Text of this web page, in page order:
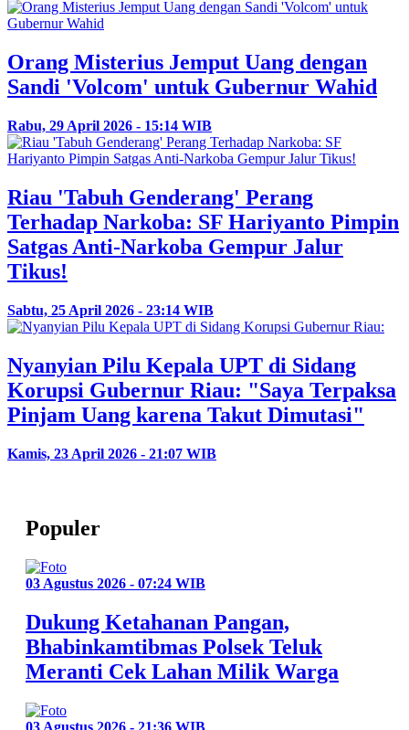
Orang Misterius Jemput Uang dengan
Sandi 'Volcom' untuk Gubernur Wahid
Rabu, 29 April 2026 - 15:14 WIB
Riau 'Tabuh Genderang' Perang
Terhadap Narkoba: SF Hariyanto Pimpin
Satgas Anti-Narkoba Gempur Jalur
Tikus!
Sabtu, 25 April 2026 - 23:14 WIB
Nyanyian Pilu Kepala UPT di Sidang
Korupsi Gubernur Riau: "Saya Terpaksa
Pinjam Uang karena Takut Dimutasi"
Kamis, 23 April 2026 - 21:07 WIB
Populer
03 Agustus 2026 - 07:24 WIB
Dukung Ketahanan Pangan,
Bhabinkamtibmas Polsek Teluk
Meranti Cek Lahan Milik Warga